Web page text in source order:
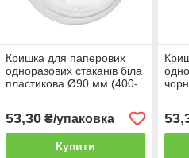
Кришка для паперових
одноразових стаканів біла
пластикова Ø90 мм (400-
53,30₴/упаковка
Купити